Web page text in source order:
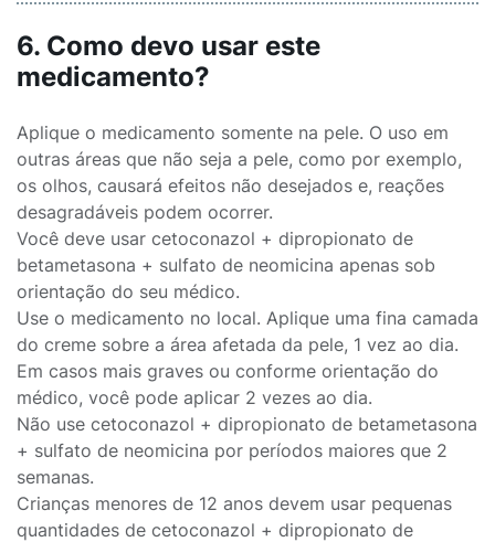
6. Como devo usar este
medicamento?
Aplique o medicamento somente na pele. O uso em
outras áreas que não seja a pele, como por exemplo,
os olhos, causará efeitos não desejados e, reações
desagradáveis podem ocorrer.
Você deve usar cetoconazol + dipropionato de
betametasona + sulfato de neomicina apenas sob
orientação do seu médico.
Use o medicamento no local. Aplique uma fina camada
do creme sobre a área afetada da pele, 1 vez ao dia.
Em casos mais graves ou conforme orientação do
médico, você pode aplicar 2 vezes ao dia.
Não use cetoconazol + dipropionato de betametasona
+ sulfato de neomicina por períodos maiores que 2
semanas.
Crianças menores de 12 anos devem usar pequenas
quantidades de cetoconazol + dipropionato de